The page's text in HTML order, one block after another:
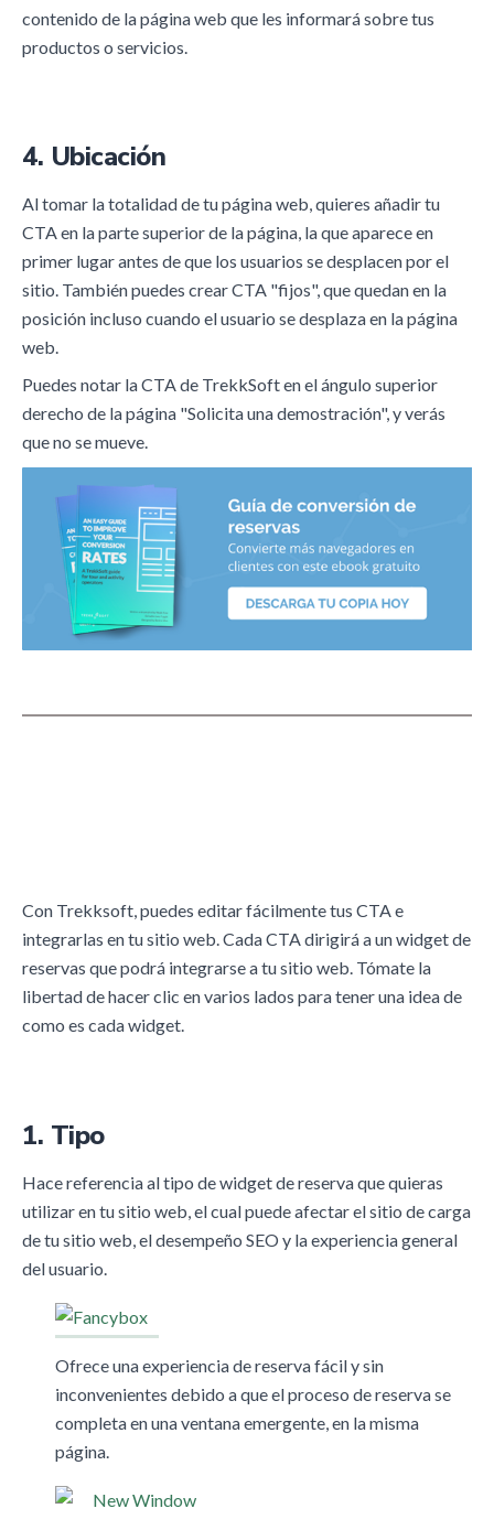
contenido de la página web que les informará sobre tus
productos o servicios.
4. Ubicación
Al tomar la totalidad de tu página web, quieres añadir tu
CTA en la parte superior de la página, la que aparece en
primer lugar antes de que los usuarios se desplacen por el
sitio. También puedes crear CTA "fijos", que quedan en la
posición incluso cuando el usuario se desplaza en la página
web.
Puedes notar la CTA de TrekkSoft en el ángulo superior
derecho de la página "Solicita una demostración", y verás
que no se mueve.
Con Trekksoft, puedes editar fácilmente tus CTA e
integrarlas en tu sitio web. Cada CTA dirigirá a un widget de
reservas que podrá integrarse a tu sitio web. Tómate la
libertad de hacer clic en varios lados para tener una idea de
como es cada widget.
1. Tipo
Hace referencia al tipo de widget de reserva que quieras
utilizar en tu sitio web, el cual puede afectar el sitio de carga
de tu sitio web, el desempeño SEO y la experiencia general
del usuario.
Ofrece una experiencia de reserva fácil y sin
inconvenientes debido a que el proceso de reserva se
completa en una ventana emergente, en la misma
página.